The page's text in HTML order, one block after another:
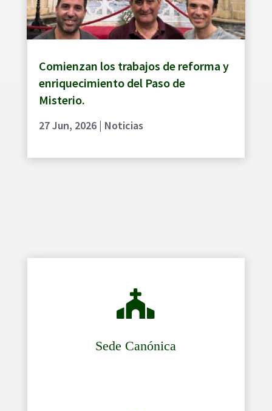
Comienzan los trabajos de reforma y
enriquecimiento del Paso de
Misterio.
27 Jun, 2026| Noticias

Sede Canónica